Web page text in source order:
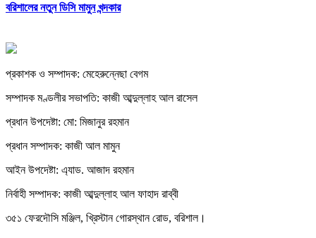
বরিশালের নতুন ডিসি মামুন খন্দকার
প্রকাশক ও সম্পাদক: মেহেরুন্নেছা বেগম
সম্পাদক মণ্ডলীর সভাপতি: কাজী আব্দুল্লাহ আল রাসেল
প্রধান উপদেষ্টা: মো: মিজানুর রহমান
প্রধান সম্পাদক: কাজী আল মামুন
আইন উপদেষ্টা: এ্যাড. আজাদ রহমান
নির্বাহী সম্পাদক: কাজী আব্দুল্লাহ আল ফাহাদ রাব্বী
৩৫১ ফেরদৌসি মঞ্জিল, খ্রিস্টান গোরস্থান রোড, বরিশাল।